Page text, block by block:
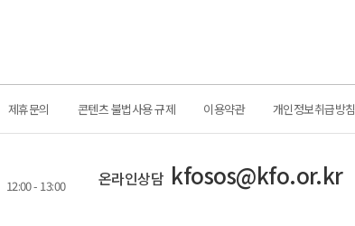
제휴문의 콘텐츠 불법사용 규제 이용약관 개인정보취급방침
12:00 - 13:00 온라인상담 kfosos@kfo.or.kr